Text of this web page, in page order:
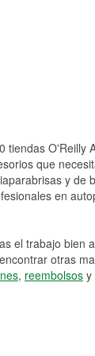
tiendas O'Reilly
que
y de
en
el trabajo bien
otras
, reembolsos y